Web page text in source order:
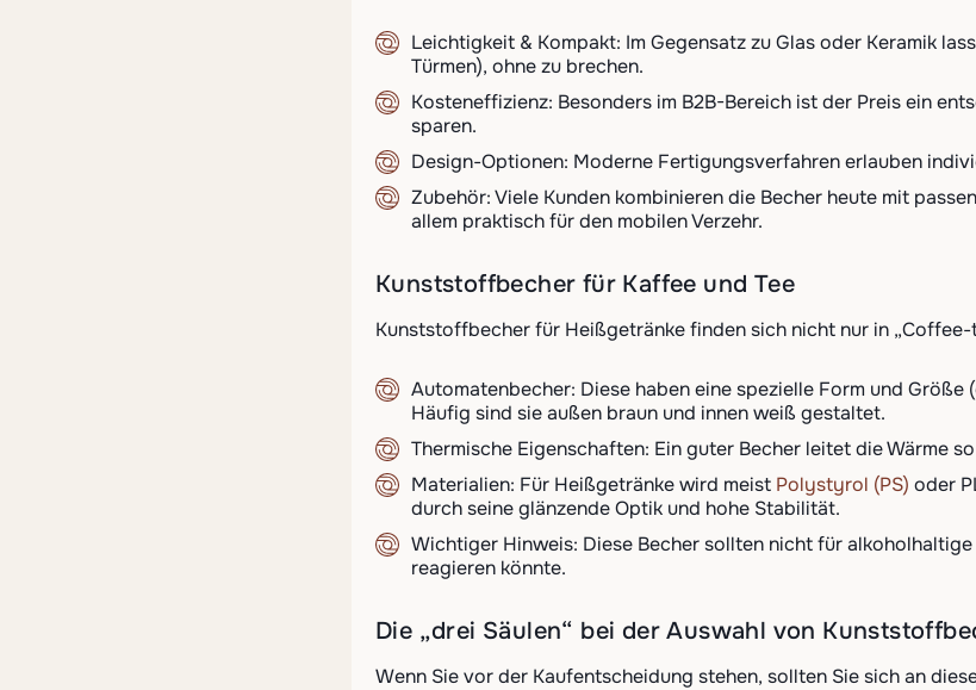
Leichtigkeit & Kompakt: Im Gegensatz zu Glas oder Keramik
Türmen), ohne zu brechen.
Kosteneffizienz: Besonders im B2B-Bereich ist der Preis ein
sparen.
Design-Optionen: Moderne Fertigungsverfahren erlauben
Zubehör: Viele Kunden kombinieren die Becher heute mit
allem praktisch für den mobilen Verzehr.
Kunststoffbecher für Kaffee und Tee
Kunststoffbecher für Heißgetränke finden sich nicht nur in
Automatenbecher: Diese haben eine spezielle Form und
Häufig sind sie außen braun und innen weiß gestaltet.
Thermische Eigenschaften: Ein guter Becher leitet die Wärme
Materialien: Für Heißgetränke wird meist Polystyrol (PS) oder
durch seine glänzende Optik und hohe Stabilität.
Wichtiger Hinweis: Diese Becher sollten nicht für
reagieren könnte.
Die „drei Säulen“ bei der Auswahl von
Wenn Sie vor der Kaufentscheidung stehen, sollten Sie sich an